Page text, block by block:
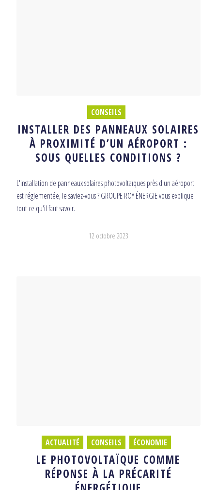
CONSEILS
INSTALLER DES PANNEAUX SOLAIRES
À PROXIMITÉ D’UN AÉROPORT :
SOUS QUELLES CONDITIONS ?
L'installation de panneaux solaires photovoltaïques près d'un aéroport
est réglementée, le saviez-vous ? GROUPE ROY ÉNERGIE vous explique
tout ce qu'il faut savoir.
12 octobre 2023
ACTUALITÉ CONSEILS ÉCONOMIE
LE PHOTOVOLTAÏQUE COMME
RÉPONSE À LA PRÉCARITÉ